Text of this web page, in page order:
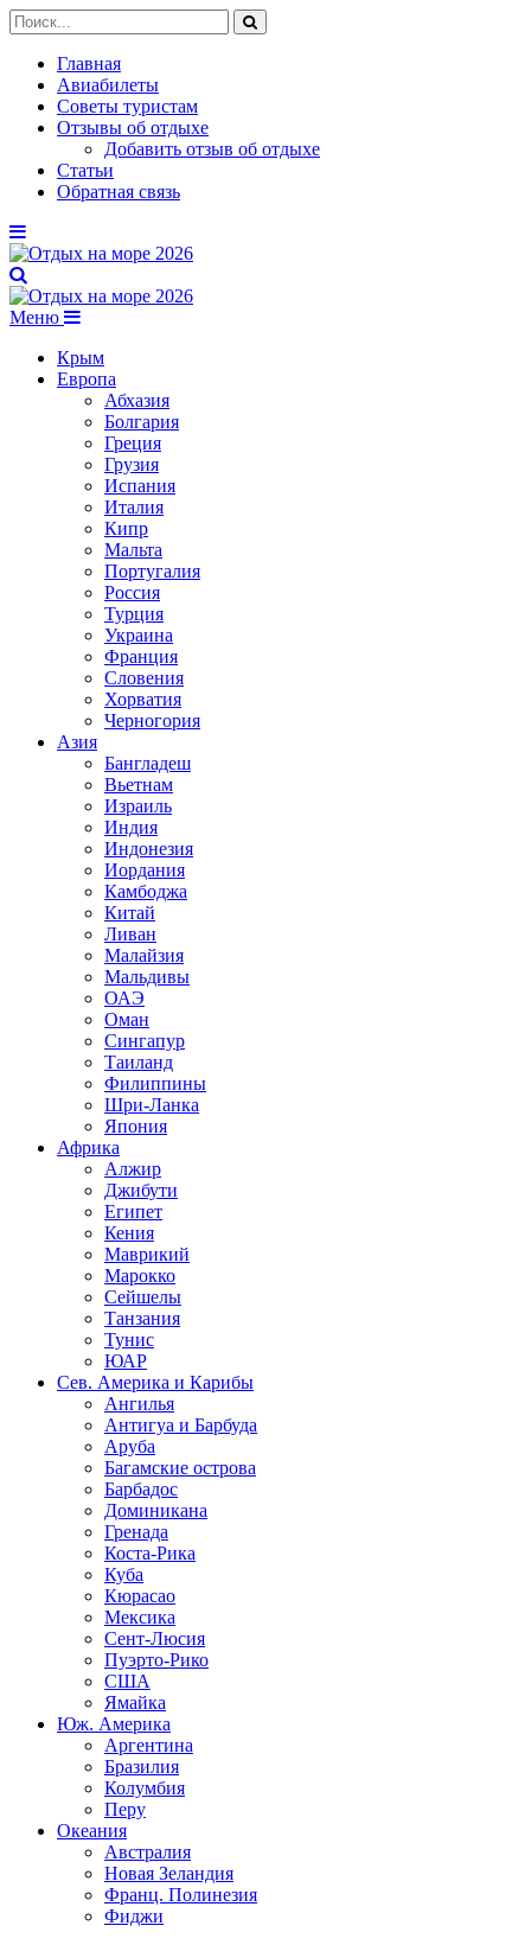
Главная
Авиабилеты
Советы туристам
Отзывы об отдыхе
Добавить отзыв об отдыхе
Статьи
Обратная связь
Меню
Крым
Европа
Абхазия
Болгария
Греция
Грузия
Испания
Италия
Кипр
Мальта
Португалия
Россия
Турция
Украина
Франция
Словения
Хорватия
Черногория
Азия
Бангладеш
Вьетнам
Израиль
Индия
Индонезия
Иордания
Камбоджа
Китай
Ливан
Малайзия
Мальдивы
ОАЭ
Оман
Сингапур
Таиланд
Филиппины
Шри-Ланка
Япония
Африка
Алжир
Джибути
Египет
Кения
Маврикий
Марокко
Сейшелы
Танзания
Тунис
ЮАР
Сев. Америка и Карибы
Ангилья
Антигуа и Барбуда
Аруба
Багамские острова
Барбадос
Доминикана
Гренада
Коста-Рика
Куба
Кюрасао
Мексика
Сент-Люсия
Пуэрто-Рико
США
Ямайка
Юж. Америка
Аргентина
Бразилия
Колумбия
Перу
Океания
Австралия
Новая Зеландия
Франц. Полинезия
Фиджи